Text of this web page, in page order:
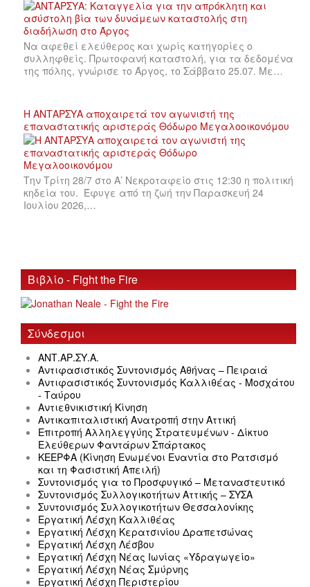
Να αφεθεί ελεύθερος και χωρίς κατηγορίες ο
συλληφθείς. Πρωτοφανή καταστολή, για τα δεδομένα
της πόλης, γνώρισε το Άργος, το Σάββατο 25.07. Με…
Η ΑΝΤΑΡΣΥΑ αποχαιρετά τον αγωνιστή της
επαναστατικής αριστεράς Θόδωρο Μεγαλοοικονόμου
Την Τρίτη 28/7 στο Α’ Νεκροταφείο στις 12:30 η πολιτική
κηδεία του. Έφυγε από τη ζωή την Παρασκευή 24
Ιουλίου 2026,…
Βιβλίο - Fight the Fire
Σύνδεσμοι
ΑΝΤ.ΑΡ.ΣΥ.Α.
Αντιφασιστικός Συντονισμός Αθήνας – Πειραιά
Αντιφασιστικός Συντονισμός Καλλιθέας - Μοσχάτου
- Ταύρου
Αντιεθνικιστική Κίνηση
Αντικαπιταλιστική Ανατροπή στην Αττική
Επιτροπή Αλληλεγγύης Στρατευμένων - Δίκτυο
Ελεύθερων Φαντάρων Σπάρτακος
ΚΕΕΡΦΑ (Κίνηση Ενωμένοι Εναντία στο Ρατσισμό
και τη Φασιστική Απειλή)
Συντονισμός για το Προσφυγικό – Μεταναστευτικό
Συντονισμός Συλλογικοτήτων Αττικής – ΣΥΣΑ
Συντονισμός Συλλογικοτήτων Θεσσαλονίκης
Εργατική Λέσχη Καλλιθέας
Εργατική Λέσχη Κερατσινίου Δραπετσώνας
Εργατική Λέσχη Λέσβου
Εργατική Λέσχη Νέας Ιωνίας «Υδραγωγείο»
Εργατική Λέσχη Νέας Σμύρνης
Εργατική Λέσχη Περιστερίου